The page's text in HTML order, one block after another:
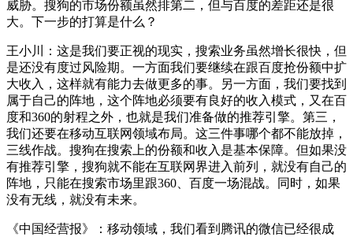
威胁。搜狗的市场份额虽然排第二，但与百度的差距还是很
大。下一步的打算是什么？
王小川：这是我们要正视的现实，搜索业务虽然增长很快，但
是还没有度过风险期。一方面我们要继续在跟百度抢份额中扩
大收入，这样就有能力去做更多的事。另一方面，我们要找到
属于自己的阵地，这个阵地必须要有良好的收入模式，又在百
度和360的射程之外，也就是我们准备做的推荐引擎。第三，
我们还要在移动互联网领域布局。这三件事哪个都不能放掉，
三线作战。搜狗在搜索上的份额和收入是基本保障。但如果没
有推荐引擎，搜狗就不能在互联网界进入前列，就没有自己的
阵地，只能在搜索市场里跟360、百度一场混战。同时，如果
没有无线，就没有未来。
《中国经营报》：移动领域，我们看到腾讯的微信已经很成